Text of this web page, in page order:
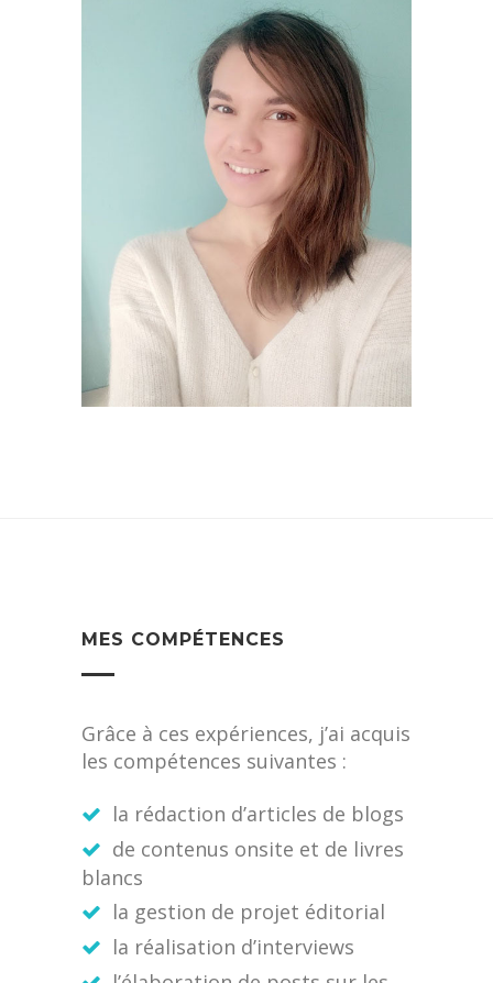
MES COMPÉTENCES
Grâce à ces expériences, j’ai acquis
les compétences suivantes :
la rédaction d’articles de blogs
de contenus onsite et de livres
blancs
la gestion de projet éditorial
la réalisation d’interviews